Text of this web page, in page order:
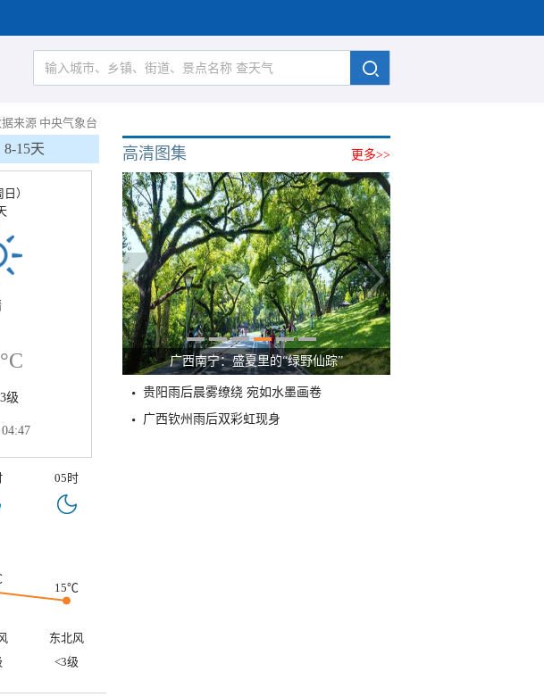
来源 中央气象台
8-15天
）
°C
级
05时
15℃
东北风
<3级
更多>>
高清图集
广西南宁：盛夏里的“绿野仙踪”
贵阳雨后晨雾缭绕 宛如水墨画卷
广西钦州雨后双彩虹现身